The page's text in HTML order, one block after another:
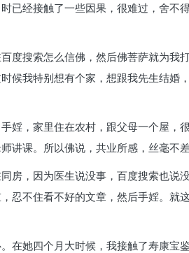
已经接触了一些因果，很难过，舍不
度搜索怎么信佛，然后佛菩萨就为我
候我特别想有个家，想跟我先生结婚
婬，家里住在农村，跟父母一个屋，
讲课。所以佛说，共业所感，丝毫不差
房，因为医生说没事，百度搜索也说
不住看不好的文章，然后手婬。就
她四个月大时候，我接触了寿康宝